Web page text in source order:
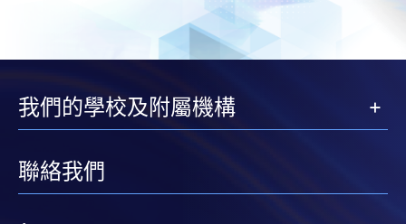
我們的學校及附屬機構
聯絡我們